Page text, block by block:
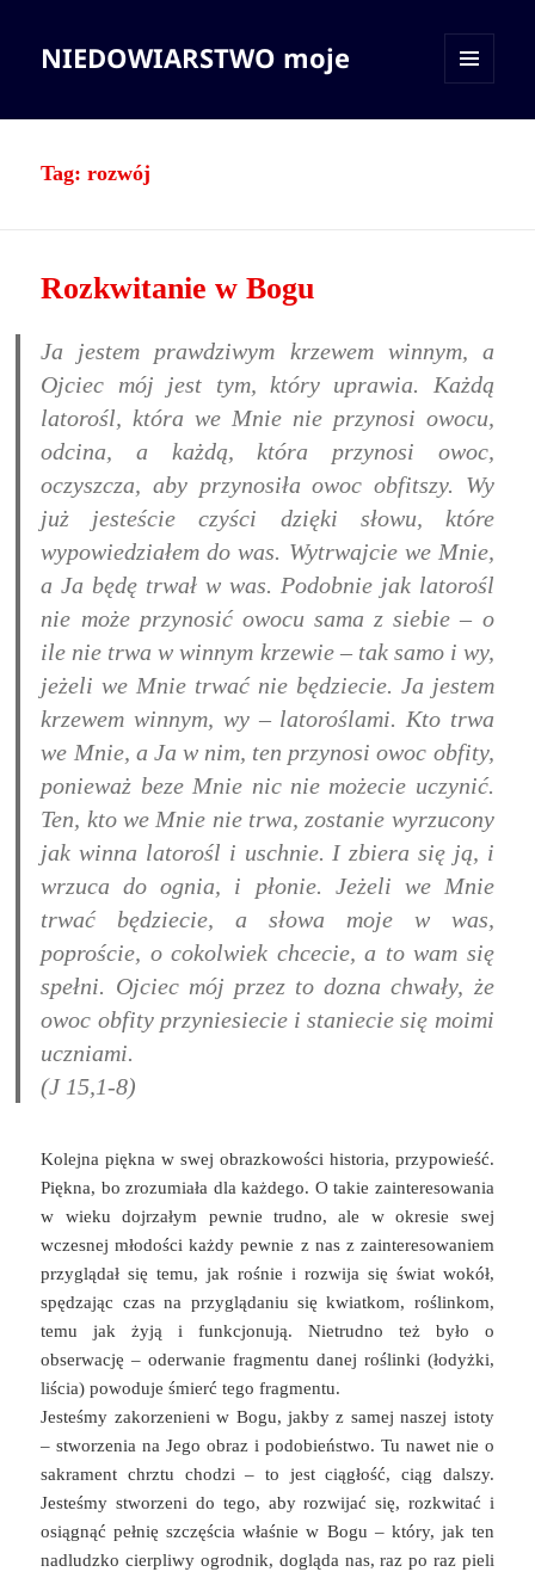
NIEDOWIARSTWO moje
Tag:rozwój
Rozkwitanie w Bogu
Ja jestem prawdziwym krzewem winnym, a
Ojciec mój jest tym, który uprawia. Każdą
latorośl, która we Mnie nie przynosi owocu,
odcina, a każdą, która przynosi owoc,
oczyszcza, aby przynosiła owoc obfitszy. Wy
już jesteście czyści dzięki słowu, które
wypowiedziałem do was. Wytrwajcie we Mnie,
a Ja będę trwał w was. Podobnie jak latorośl
nie może przynosić owocu sama z siebie – o
ile nie trwa w winnym krzewie – tak samo i wy,
jeżeli we Mnie trwać nie będziecie. Ja jestem
krzewem winnym, wy – latoroślami. Kto trwa
we Mnie, a Ja w nim, ten przynosi owoc obfity,
ponieważ beze Mnie nic nie możecie uczynić.
Ten, kto we Mnie nie trwa, zostanie wyrzucony
jak winna latorośl i uschnie. I zbiera się ją, i
wrzuca do ognia, i płonie. Jeżeli we Mnie
trwać będziecie, a słowa moje w was,
poproście, o cokolwiek chcecie, a to wam się
spełni. Ojciec mój przez to dozna chwały, że
owoc obfity przyniesiecie i staniecie się moimi
uczniami.
(J 15,1-8)
Kolejna piękna w swej obrazkowości historia, przypowieść.
Piękna, bo zrozumiała dla każdego. O takie zainteresowania
w wieku dojrzałym pewnie trudno, ale w okresie swej
wczesnej młodości każdy pewnie z nas z zainteresowaniem
przyglądał się temu, jak rośnie i rozwija się świat wokół,
spędzając czas na przyglądaniu się kwiatkom, roślinkom,
temu jak żyją i funkcjonują. Nietrudno też było o
obserwację – oderwanie fragmentu danej roślinki (łodyżki,
liścia) powoduje śmierć tego fragmentu.
Jesteśmy zakorzenieni w Bogu, jakby z samej naszej istoty
– stworzenia na Jego obraz i podobieństwo. Tu nawet nie o
sakrament chrztu chodzi – to jest ciągłość, ciąg dalszy.
Jesteśmy stworzeni do tego, aby rozwijać się, rozkwitać i
osiągnąć pełnię szczęścia właśnie w Bogu – który, jak ten
nadludzko cierpliwy ogrodnik, dogląda nas, raz po raz pieli